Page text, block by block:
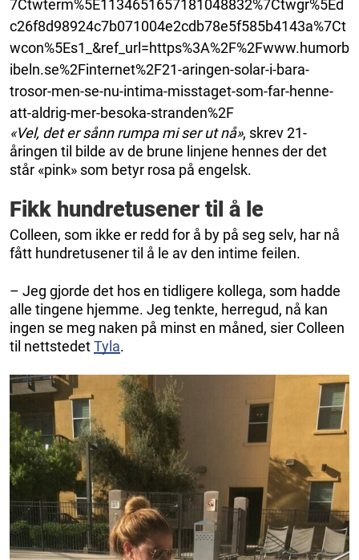
7Ctwterm%5E1134651657181048832%7Ctwgr%5Ed
c26f8d98924c7b071004e2cdb78e5f585b4143a%7Ct
wcon%5Es1_&ref_url=https%3A%2F%2Fwww.humorb
ibeln.se%2Finternet%2F21-aringen-solar-i-bara-
trosor-men-se-nu-intima-misstaget-som-far-henne-
att-aldrig-mer-besoka-stranden%2F
«Vel, det er sånn rumpa mi ser ut nå», skrev 21-
åringen til bilde av de brune linjene hennes der det
står «pink» som betyr rosa på engelsk.
Fikk hundretusener til å le
Colleen, som ikke er redd for å by på seg selv, har nå
fått hundretusener til å le av den intime feilen.
– Jeg gjorde det hos en tidligere kollega, som hadde
alle tingene hjemme. Jeg tenkte, herregud, nå kan
ingen se meg naken på minst en måned, sier Colleen
til nettstedetTyla.